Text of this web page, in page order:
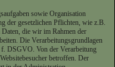
sowie Organisation
der gesetzlichen Pflichten, wie z.B.
die wir im Rahmen der
Die Verarbeitungsgrundlagen
DSGVO. Von der Verarbeitung
betroffen. Der